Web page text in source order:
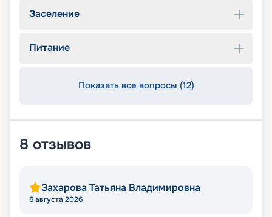
Заселение
Питание
Показать все вопросы (12)
8 отзывов
Захарова Татьяна Владимировна
6 августа 2026